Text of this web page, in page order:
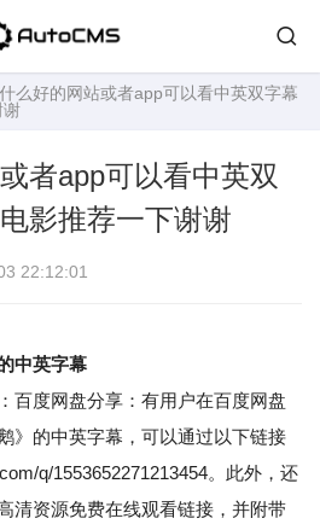
么好的网站或者app可以看中英双字幕
谢
者app可以看中英双
影推荐一下谢谢
22:12:01
中英字幕
度网盘分享：有用户在百度网盘
》的中英字幕，可以通过以下链接
q/1553652271213454。此外，还
清资源免费在线观看链接，并附带